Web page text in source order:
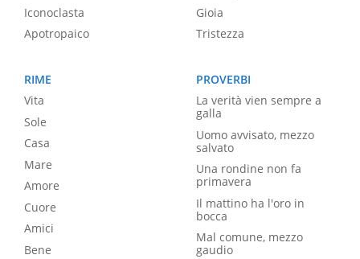
Iconoclasta
Apotropaico
Gioia
Tristezza
RIME
Vita
Sole
Casa
Mare
Amore
Cuore
Amici
Bene
PROVERBI
La verità vien sempre a
galla
Uomo avvisato, mezzo
salvato
Una rondine non fa
primavera
Il mattino ha l'oro in
bocca
Mal comune, mezzo
gaudio